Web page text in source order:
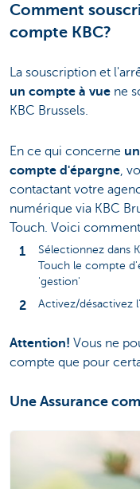
Comment
compte KBC?
La souscription et
un compte à vue ne
KBC Brussels.
En ce qui concerne
compte d'épargne,
contactant votre
numérique via KBC
Touch. Voici
Sélectionnez dans
Touch le compte
'gestion'
Activez/désactivez
Attention! Vous ne
compte que pour
Une Assurance